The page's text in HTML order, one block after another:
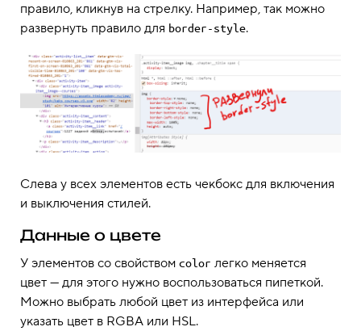
правило, кликнув на стрелку. Например, так можно
развернуть правило для border-style.
Слева у всех элементов есть чекбокс для включения
и выключения стилей.
Данные о цвете
У элементов со свойством color легко меняется
цвет — для этого нужно воспользоваться пипеткой.
Можно выбрать любой цвет из интерфейса или
указать цвет в RGBA или HSL.